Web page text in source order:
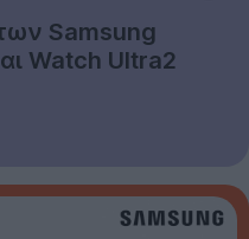
Samsung
Watch Ultra2